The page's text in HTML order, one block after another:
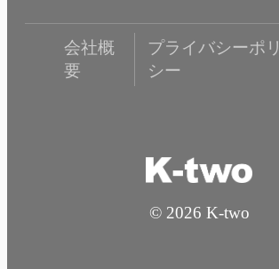
会社概
要
プライバシーポリ
シー
© 2026 K-two